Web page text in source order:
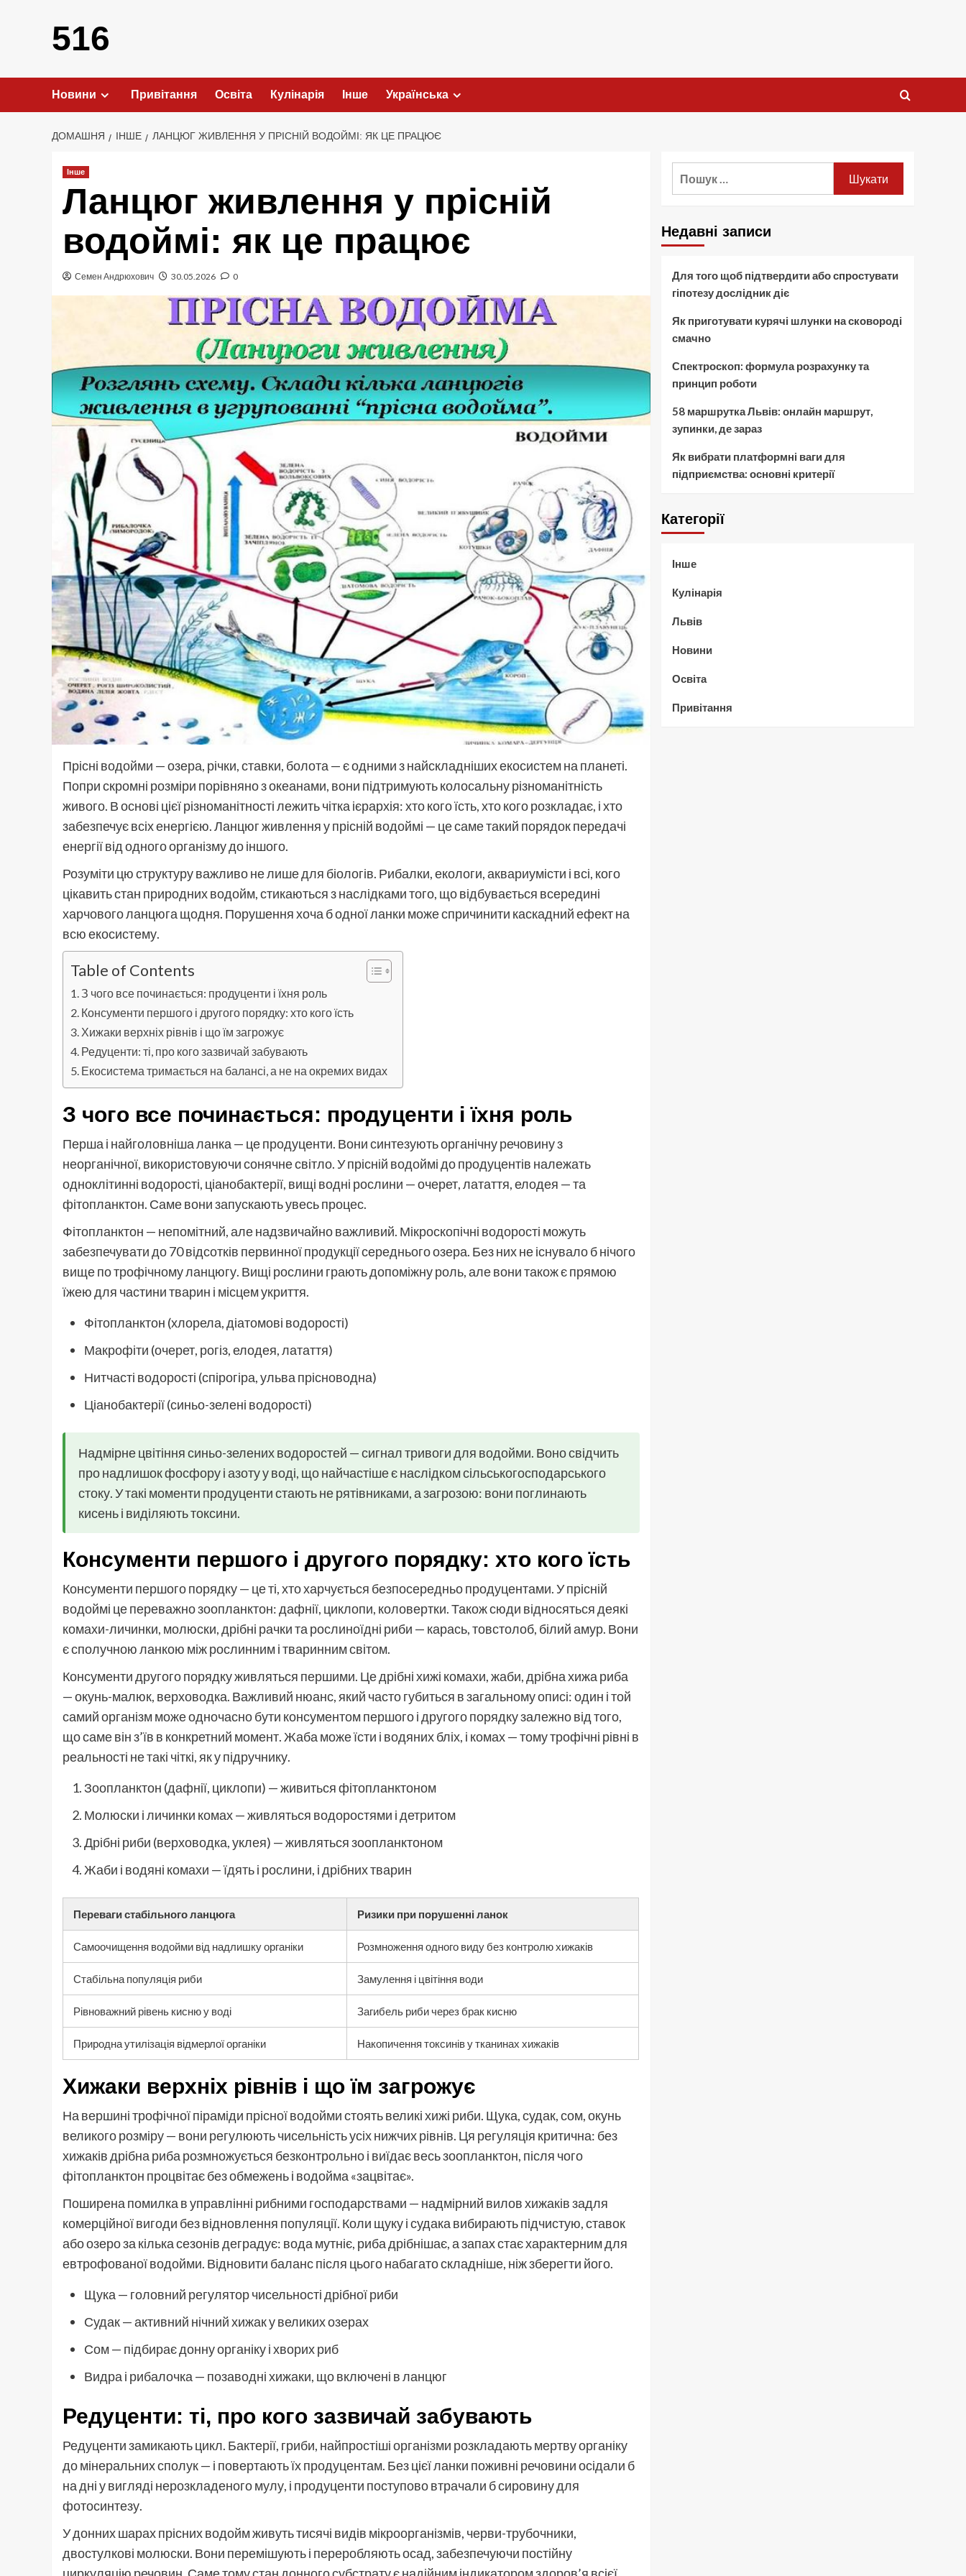
516
Новини Привітання Освіта Кулінарія Інше Українська
ДОМАШНЯ ІНШЕ ЛАНЦЮГ ЖИВЛЕННЯ У ПРІСНІЙ ВОДОЙМІ: ЯК ЦЕ ПРАЦЮЄ
Інше
Ланцюг живлення у прісній
водоймі: як це працює
Семен Андрюхович 30.05.2026 0
Прісні водойми — озера, річки, ставки, болота — є одними з найскладніших екосистем на планеті.
Попри скромні розміри порівняно з океанами, вони підтримують колосальну різноманітність
живого. В основі цієї різноманітності лежить чітка ієрархія: хто кого їсть, хто кого розкладає, і хто
забезпечує всіх енергією. Ланцюг живлення у прісній водоймі — це саме такий порядок передачі
енергії від одного організму до іншого.
Розуміти цю структуру важливо не лише для біологів. Рибалки, екологи, аквариумісти і всі, кого
цікавить стан природних водойм, стикаються з наслідками того, що відбувається всередині
харчового ланцюга щодня. Порушення хоча б одної ланки може спричинити каскадний ефект на
всю екосистему.
Table of Contents
З чого все починається: продуценти і їхня роль
Консументи першого і другого порядку: хто кого їсть
Хижаки верхніх рівнів і що їм загрожує
Редуценти: ті, про кого зазвичай забувають
Екосистема тримається на балансі, а не на окремих видах
З чого все починається: продуценти і їхня роль
Перша і найголовніша ланка — це продуценти. Вони синтезують органічну речовину з
неорганічної, використовуючи сонячне світло. У прісній водоймі до продуцентів належать
одноклітинні водорості, ціанобактерії, вищі водні рослини — очерет, латаття, елодея — та
фітопланктон. Саме вони запускають увесь процес.
Фітопланктон — непомітний, але надзвичайно важливий. Мікроскопічні водорості можуть
забезпечувати до 70 відсотків первинної продукції середнього озера. Без них не існувало б нічого
вище по трофічному ланцюгу. Вищі рослини грають допоміжну роль, але вони також є прямою
їжею для частини тварин і місцем укриття.
Фітопланктон (хлорела, діатомові водорості)
Макрофіти (очерет, рогіз, елодея, латаття)
Нитчасті водорості (спірогіра, ульва прісноводна)
Ціанобактерії (синьо-зелені водорості)
Надмірне цвітіння синьо-зелених водоростей — сигнал тривоги для водойми. Воно свідчить
про надлишок фосфору і азоту у воді, що найчастіше є наслідком сільськогосподарського
стоку. У такі моменти продуценти стають не рятівниками, а загрозою: вони поглинають
кисень і виділяють токсини.
Консументи першого і другого порядку: хто кого їсть
Консументи першого порядку — це ті, хто харчується безпосередньо продуцентами. У прісній
водоймі це переважно зоопланктон: дафнії, циклопи, коловертки. Також сюди відносяться деякі
комахи-личинки, молюски, дрібні рачки та рослиноїдні риби — карась, товстолоб, білий амур. Вони
є сполучною ланкою між рослинним і тваринним світом.
Консументи другого порядку живляться першими. Це дрібні хижі комахи, жаби, дрібна хижа риба
— окунь-малюк, верховодка. Важливий нюанс, який часто губиться в загальному описі: один і той
самий організм може одночасно бути консументом першого і другого порядку залежно від того,
що саме він з’їв в конкретний момент. Жаба може їсти і водяних бліх, і комах — тому трофічні рівні в
реальності не такі чіткі, як у підручнику.
Зоопланктон (дафнії, циклопи) — живиться фітопланктоном
Молюски і личинки комах — живляться водоростями і детритом
Дрібні риби (верховодка, уклея) — живляться зоопланктоном
Жаби і водяні комахи — їдять і рослини, і дрібних тварин
Переваги стабільного ланцюга Ризики при порушенні ланок
Самоочищення водойми від надлишку органіки Розмноження одного виду без контролю хижаків
Стабільна популяція риби Замулення і цвітіння води
Рівноважний рівень кисню у воді Загибель риби через брак кисню
Природна утилізація відмерлої органіки Накопичення токсинів у тканинах хижаків
Хижаки верхніх рівнів і що їм загрожує
На вершині трофічної піраміди прісної водойми стоять великі хижі риби. Щука, судак, сом, окунь
великого розміру — вони регулюють чисельність усіх нижчих рівнів. Ця регуляція критична: без
хижаків дрібна риба розмножується безконтрольно і виїдає весь зоопланктон, після чого
фітопланктон процвітає без обмежень і водойма «зацвітає».
Поширена помилка в управлінні рибними господарствами — надмірний вилов хижаків задля
комерційної вигоди без відновлення популяції. Коли щуку і судака вибирають підчистую, ставок
або озеро за кілька сезонів деградує: вода мутніє, риба дрібнішає, а запах стає характерним для
евтрофованої водойми. Відновити баланс після цього набагато складніше, ніж зберегти його.
Щука — головний регулятор чисельності дрібної риби
Судак — активний нічний хижак у великих озерах
Сом — підбирає донну органіку і хворих риб
Видра і рибалочка — позаводні хижаки, що включені в ланцюг
Редуценти: ті, про кого зазвичай забувають
Редуценти замикають цикл. Бактерії, гриби, найпростіші організми розкладають мертву органіку
до мінеральних сполук — і повертають їх продуцентам. Без цієї ланки поживні речовини осідали б
на дні у вигляді нерозкладеного мулу, і продуценти поступово втрачали б сировину для
фотосинтезу.
У донних шарах прісних водойм живуть тисячі видів мікроорганізмів, черви-трубочники,
двостулкові молюски. Вони перемішують і переробляють осад, забезпечуючи постійну
Недавні записи
Для того щоб підтвердити або спростувати
гіпотезу дослідник діє
Як приготувати курячі шлунки на сковороді
смачно
Спектроскоп: формула розрахунку та
принцип роботи
58 маршрутка Львів: онлайн маршрут,
зупинки, де зараз
Як вибрати платформні ваги для
підприємства: основні критерії
Категорії
Інше
Кулінарія
Львів
Новини
Освіта
Привітання